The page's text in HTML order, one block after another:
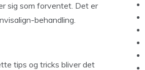
sig som forventet. Det er
behandling.
tips og tricks bliver det